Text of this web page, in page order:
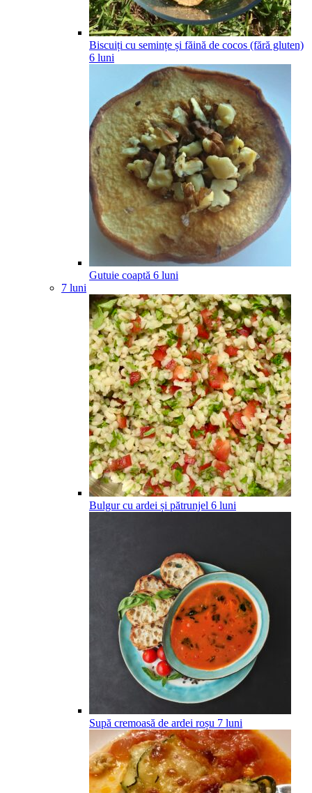
Biscuiți cu semințe și făină de cocos (fără gluten)
6 luni
Gutuie coaptă 6 luni
7 luni
Bulgur cu ardei și pătrunjel 6 luni
Supă cremoasă de ardei roșu 7 luni